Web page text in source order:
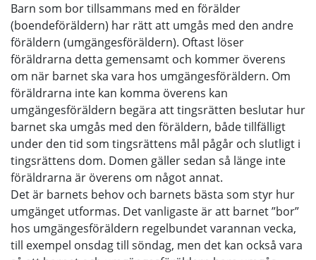
Barn som bor tillsammans med en förälder
(boendeföräldern) har rätt att umgås med den andre
föräldern (umgängesföräldern). Oftast löser
föräldrarna detta gemensamt och kommer överens
om när barnet ska vara hos umgängesföräldern. Om
föräldrarna inte kan komma överens kan
umgängesföräldern begära att tingsrätten beslutar hur
barnet ska umgås med den föräldern, både tillfälligt
under den tid som tingsrättens mål pågår och slutligt i
tingsrättens dom. Domen gäller sedan så länge inte
föräldrarna är överens om något annat.
Det är barnets behov och barnets bästa som styr hur
umgänget utformas. Det vanligaste är att barnet ”bor”
hos umgängesföräldern regelbundet varannan vecka,
till exempel onsdag till söndag, men det kan också vara